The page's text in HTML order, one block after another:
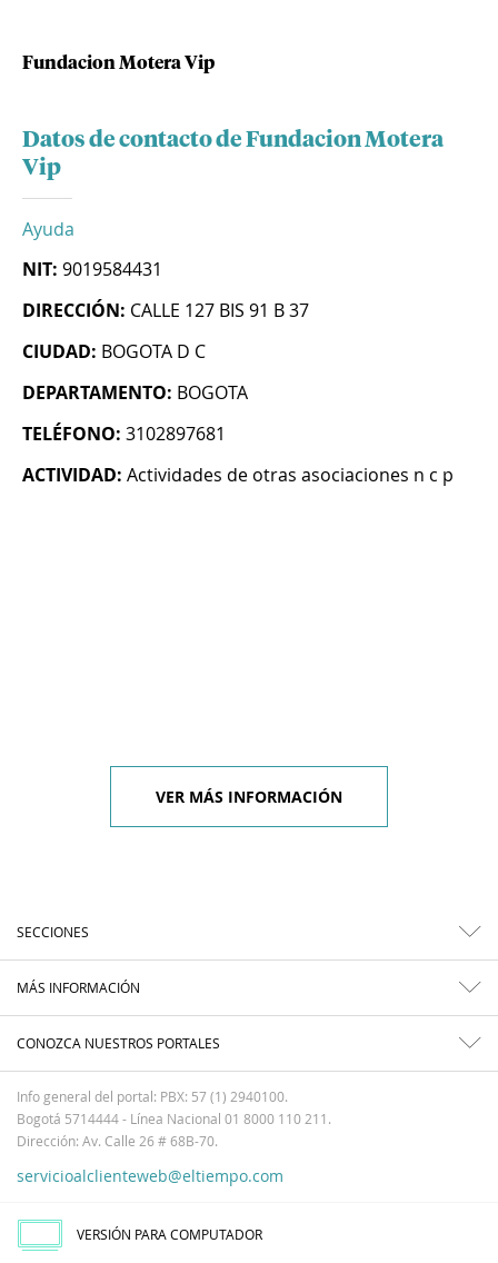
Fundacion Motera Vip
Datos de contacto de Fundacion Motera
Vip
Ayuda
NIT: 9019584431
DIRECCIÓN: CALLE 127 BIS 91 B 37
CIUDAD: BOGOTA D C
DEPARTAMENTO: BOGOTA
TELÉFONO: 3102897681
ACTIVIDAD: Actividades de otras asociaciones n c p
VER MÁS INFORMACIÓN
SECCIONES
MÁS INFORMACIÓN
CONOZCA NUESTROS PORTALES
Info general del portal: PBX: 57 (1) 2940100.
Bogotá 5714444 - Línea Nacional 01 8000 110 211.
Dirección: Av. Calle 26 # 68B-70.
servicioalclienteweb@eltiempo.com
VERSIÓN PARA COMPUTADOR